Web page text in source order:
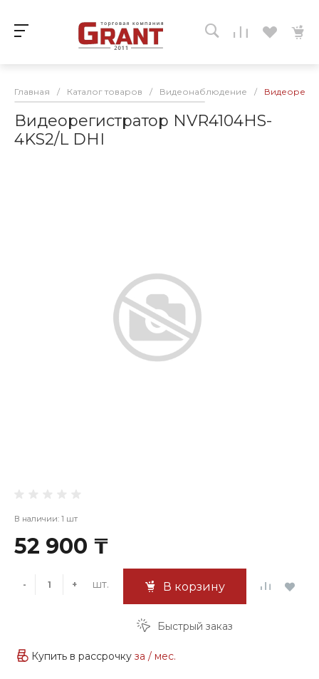
Главная / Каталог товаров / Видеонаблюдение /
Видеорегистратор NVR4104HS-
4KS2/L DHI
В наличии: 1 шт
52 900 ₸
- + шт. В корзину
Быстрый заказ
Купить в рассрочку за / мес.